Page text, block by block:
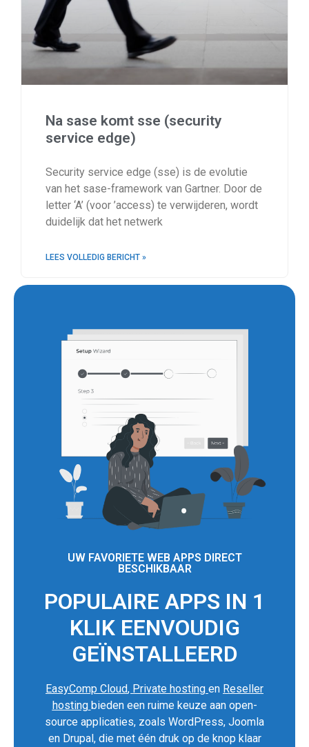
Na sase komt sse (security
service edge)
Security service edge (sse) is de evolutie
van het sase-framework van Gartner. Door de
letter ‘A’ (voor ’access) te verwijderen, wordt
duidelijk dat het netwerk
LEES VOLLEDIG BERICHT »
UW FAVORIETE WEB APPS DIRECT
BESCHIKBAAR
POPULAIRE APPS IN 1
KLIK EENVOUDIG
GEÏNSTALLEERD
EasyComp Cloud, Private hosting en Reseller
hosting bieden een ruime keuze aan open-
source applicaties, zoals WordPress, Joomla
en Drupal, die met één druk op de knop klaar